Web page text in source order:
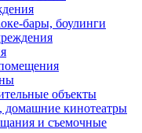
бары, боулинги
объекты
домашние кинотеатры
и съемочные